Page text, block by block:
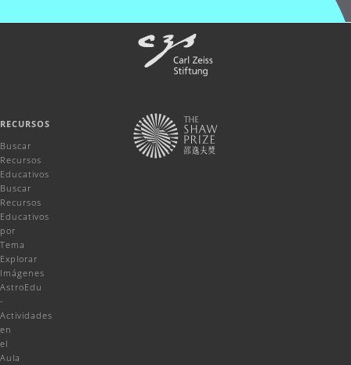
RECURSOS
Buscar
Recursos
Educativos
Buscar
Recursos
Educativos
por
Tema
Explorar
Imágenes
AstroEdu
-
Actividades
en
el
Aula